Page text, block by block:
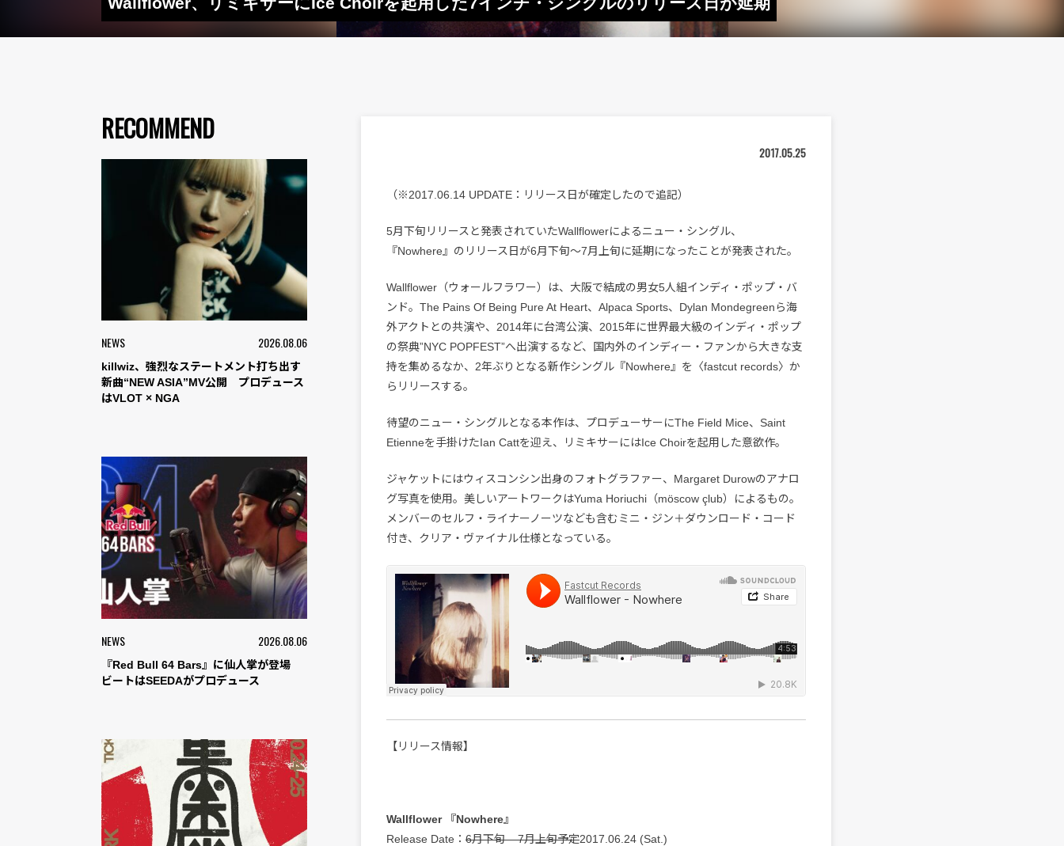
RECOMMEND
NEWS 2026.08.06
killwiz、強烈なステートメント打ち出す
新曲“NEW ASIA”MV公開 プロデュース
はVLOT × NGA
NEWS 2026.08.06
『Red Bull 64 Bars』に仙人掌が登場
ビートはSEEDAがプロデュース
2017.05.25
（※2017.06.14 UPDATE：リリース日が確定したので追記）
5月下旬リリースと発表されていたWallflowerによるニュー・シングル、
『Nowhere』のリリース日が6月下旬〜7月上旬に延期になったことが発表された。
Wallflower（ウォールフラワー）は、大阪で結成の男女5人組インディ・ポップ・バ
ンド。The Pains Of Being Pure At Heart、Alpaca Sports、Dylan Mondegreenら海
外アクトとの共演や、2014年に台湾公演、2015年に世界最大級のインディ・ポップ
の祭典”NYC POPFEST”へ出演するなど、国内外のインディー・ファンから大きな支
持を集めるなか、2年ぶりとなる新作シングル『Nowhere』を〈fastcut records〉か
らリリースする。
待望のニュー・シングルとなる本作は、プロデューサーにThe Field Mice、Saint
Etienneを手掛けたIan Cattを迎え、リミキサーにはIce Choirを起用した意欲作。
ジャケットにはウィスコンシン出身のフォトグラファー、Margaret Durowのアナロ
グ写真を使用。美しいアートワークはYuma Horiuchi（möscow çlub）によるもの。
メンバーのセルフ・ライナーノーツなども含むミニ・ジン＋ダウンロード・コード
付き、クリア・ヴァイナル仕様となっている。
【リリース情報】
Wallflower 『Nowhere』
Release Date： 6月下旬 – 7月上旬予定2017.06.24 (Sat.)